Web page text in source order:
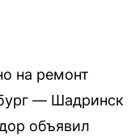
на ремонт
— Шадринск
объявил